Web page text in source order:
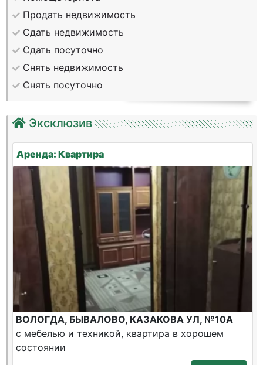
Продать недвижимость
Сдать недвижимость
Сдать посуточно
Снять недвижимость
Снять посуточно
Эксклюзив
Аренда: Квартира
ВОЛОГДА, БЫВАЛОВО, КАЗАКОВА УЛ, №10А
с мебелью и техникой, квартира в хорошем
состоянии